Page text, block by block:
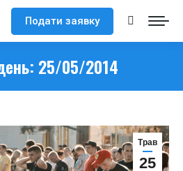
Подати заявку Search:
25/05/2014
Трав
25